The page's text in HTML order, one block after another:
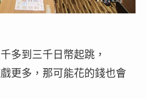
多到三千日幣起跳，
更多，那可能花的錢也會